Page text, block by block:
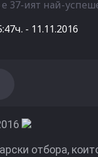
- 11.11.2016
отбора,